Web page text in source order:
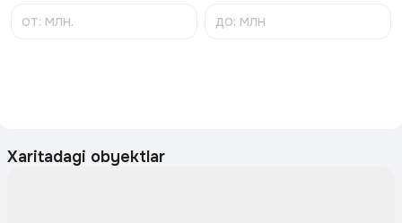
Xaritadagi obyektlar